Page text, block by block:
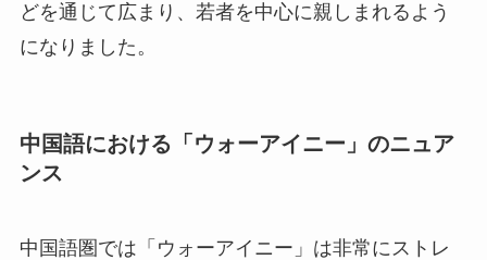
どを通じて広まり、若者を中心に親しまれるよう
になりました。
中国語における「ウォーアイニー」のニュア
ンス
中国語圏では「ウォーアイニー」は非常にストレ